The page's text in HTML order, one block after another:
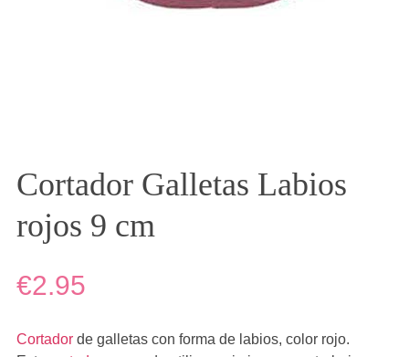
Cortador Galletas Labios
rojos 9 cm
€2.95
Cortadorde galletas con forma de labios, color rojo.